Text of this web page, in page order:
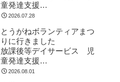
童発達支援
⁕運動療育⁕ ♬音楽療法♬
市
2026.07.28
とうがねボランティアまつ
りに行きました
放課後等デイサービス 児
童発達支援
⁕運動療育⁕ ♬音楽療法♬
2026.08.01